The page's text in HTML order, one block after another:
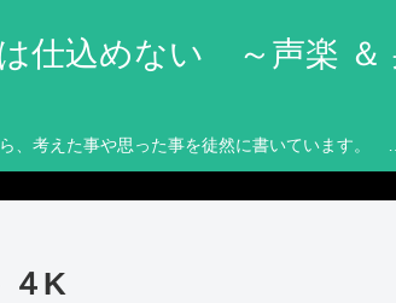
仕込めない ～声楽 ＆
、考えた事や思った事を徒然に書いています
４K